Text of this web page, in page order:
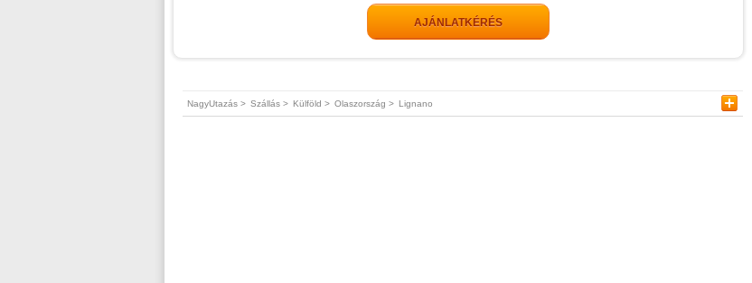
AJÁNLATKÉRÉS
NagyUtazás > Szállás > Külföld > Olaszország > Lignano